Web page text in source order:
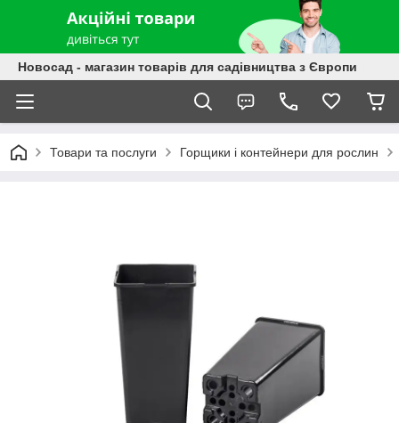
Новосад - магазин товарів для садівництва з Європи
Товари та послуги Горщики і контейнери для рослин